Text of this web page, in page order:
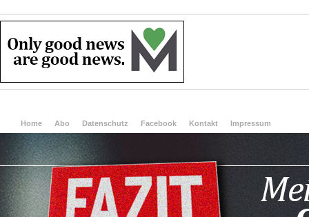
Home Abo Datenschutz Facebook Kontakt Impressum